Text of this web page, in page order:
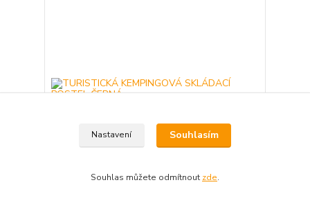
Nastavení Souhlasím
Souhlas můžete odmítnout zde.